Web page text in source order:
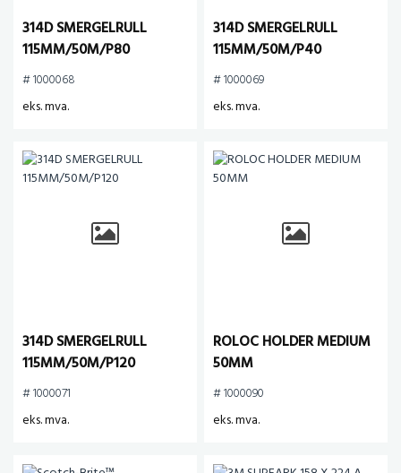
314D SMERGELRULL
115MM/50M/P80
# 1000068
eks. mva.
314D SMERGELRULL
115MM/50M/P40
# 1000069
eks. mva.
314D SMERGELRULL
115MM/50M/P120
# 1000071
eks. mva.
ROLOC HOLDER MEDIUM
50MM
# 1000090
eks. mva.